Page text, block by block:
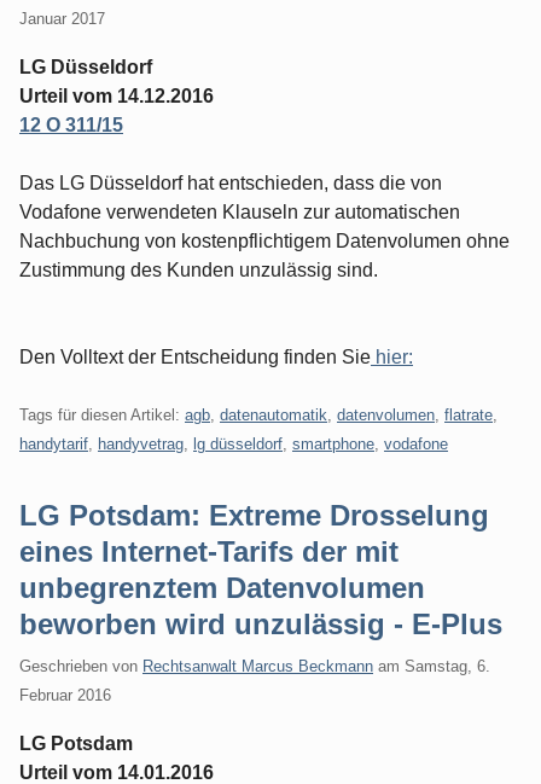
Januar 2017
LG Düsseldorf
Urteil vom 14.12.2016
12 O 311/15
Das LG Düsseldorf hat entschieden, dass die von
Vodafone verwendeten Klauseln zur automatischen
Nachbuchung von kostenpflichtigem Datenvolumen ohne
Zustimmung des Kunden unzulässig sind.
Den Volltext der Entscheidung finden Sie hier:
Tags für diesen Artikel: agb datenautomatik datenvolumen flatrate
handytarif
handyvetrag lg düsseldorf smartphone vodafone
LG Potsdam: Extreme Drosselung
eines Internet-Tarifs der mit
unbegrenztem Datenvolumen
beworben wird unzulässig - E-Plus
Geschrieben von Rechtsanwalt Marcus Beckmann am Samstag, 6.
Februar 2016
LG Potsdam
Urteil vom 14.01.2016